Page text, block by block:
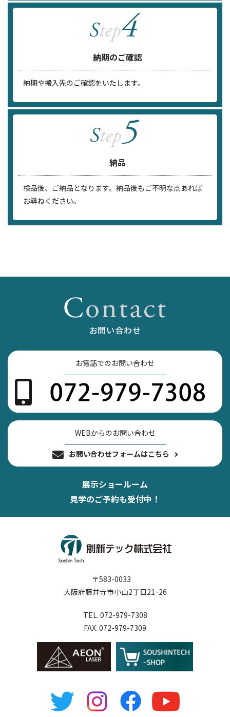
納期のご確認
納期や搬入先のご確認をいたします。
納品
検品後、ご納品となります。納品後もご不明な点あれば
お尋ねください。
お問い合わせ
お電話でのお問い合わせ
WEBからのお問い合わせ
お問い合わせフォームはこちら
展示ショールーム
見学のご予約も受付中！
〒583-0033
大阪府藤井寺市小山2丁目21ｰ26
TEL. 072-979-7308
FAX. 072-979-7309